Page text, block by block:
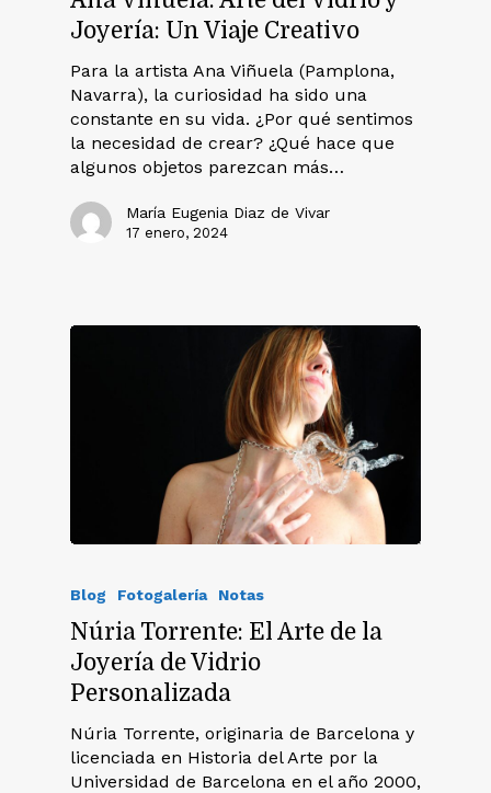
Joyería: Un Viaje Creativo
Para la artista Ana Viñuela (Pamplona,
Navarra), la curiosidad ha sido una
constante en su vida. ¿Por qué sentimos
la necesidad de crear? ¿Qué hace que
algunos objetos parezcan más…
María Eugenia Diaz de Vivar
17 enero, 2024
Blog Fotogalería Notas
Núria Torrente: El Arte de la
Joyería de Vidrio
Personalizada
Núria Torrente, originaria de Barcelona y
licenciada en Historia del Arte por la
Universidad de Barcelona en el año 2000,